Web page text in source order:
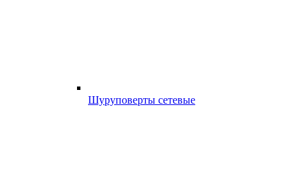
Шуруповерты сетевые